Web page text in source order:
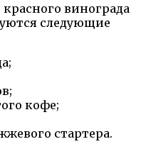
винограда
следующие
кофе;
стартера.